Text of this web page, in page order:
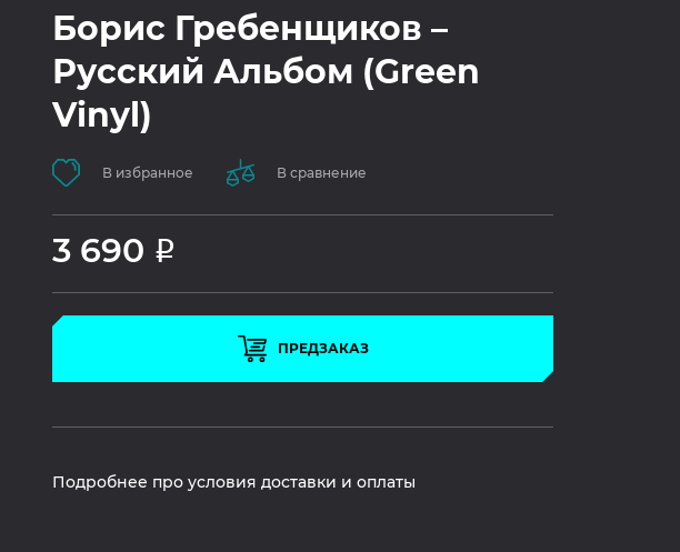
Борис Гребенщиков –
Русский Альбом (Green
Vinyl)
В избранное В сравнение
3 690 Р
ПРЕДЗАКАЗ
Подробнее про условия доставки и оплаты